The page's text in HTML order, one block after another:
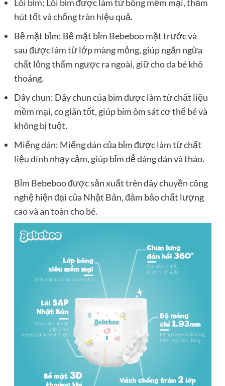
Lõi bỉm: Lõi bỉm được làm từ bông mềm mại, thấm
hút tốt và chống tràn hiệu quả.
Bề mặt bỉm: Bề mặt bỉm Bebeboo mặt trước và
sau được làm từ lớp màng mỏng, giúp ngăn ngừa
chất lỏng thấm ngược ra ngoài, giữ cho da bé khô
thoáng.
Dây chun: Dây chun của bỉm được làm từ chất liệu
mềm mại, co giãn tốt, giúp bỉm ôm sát cơ thể bé và
không bị tuột.
Miếng dán: Miếng dán của bỉm được làm từ chất
liệu dính nhạy cảm, giúp bỉm dễ dàng dán và tháo.
Bỉm Bebeboo được sản xuất trên dây chuyền công
nghệ hiện đại của Nhật Bản, đảm bảo chất lượng
cao và an toàn cho bé.